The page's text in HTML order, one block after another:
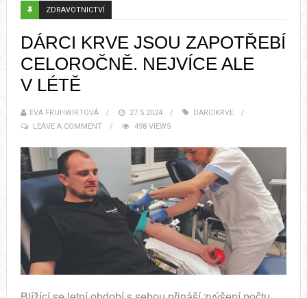
ZDRAVOTNICTVÍ
DÁRCI KRVE JSOU ZAPOTŘEBÍ
CELOROČNĚ. NEJVÍCE ALE
V LÉTĚ
EVA FRUHWIRTOVÁ 27.5.2024
DARCIKRVE
LEAVE A COMMENT
498 VIEWS